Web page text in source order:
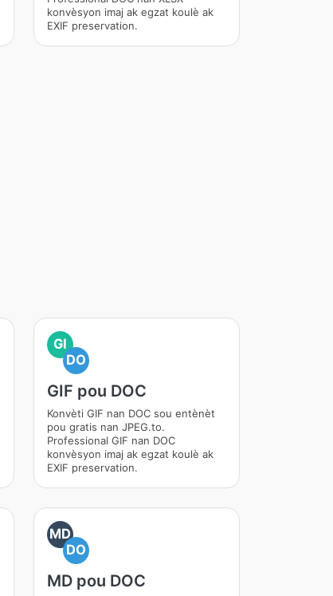
konvèsyon imaj ak egzat koulè ak
EXIF preservation.
GI
DO
GIF pou DOC
Konvèti GIF nan DOC sou entènèt
pou gratis nan JPEG.to.
Professional GIF nan DOC
konvèsyon imaj ak egzat koulè ak
EXIF preservation.
MD
DO
MD pou DOC